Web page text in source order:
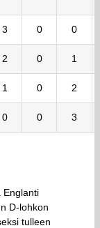
3 0 0
2 0 1
1 0 2
0 0 3
Englanti
D-lohkon
tulleen